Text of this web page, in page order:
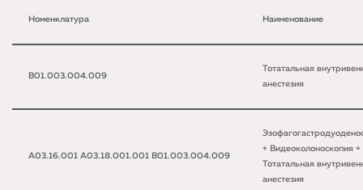
Номенклатура Наименование
B01.003.004.009
Тотатальная
анестезия
A03.16.001 A03.18.001.001 B01.003.004.009
+ Видеоколоноскопия +
Тотатальная
анестезия